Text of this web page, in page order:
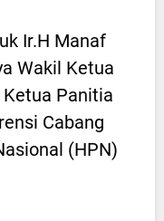
Ir.H Manaf
Wakil Ketua
Panitia
Cabang
(HPN)